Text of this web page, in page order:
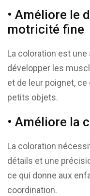
• Améliore le
motricité fine
La coloration est
développer les
et de leur poignet,
petits objets.
• Améliore la
La coloration
détails et une
ce qui donne aux
coordination.